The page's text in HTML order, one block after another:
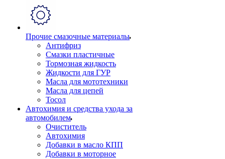
Прочие смазочные материалы
Антифриз
Смазки пластичные
Тормозная жидкость
Жидкости для ГУР
Масла для мототехники
Масла для цепей
Тосол
Автохимия и средства ухода за
автомобилем
Очиститель
Автохимия
Добавки в масло КПП
Добавки в моторное